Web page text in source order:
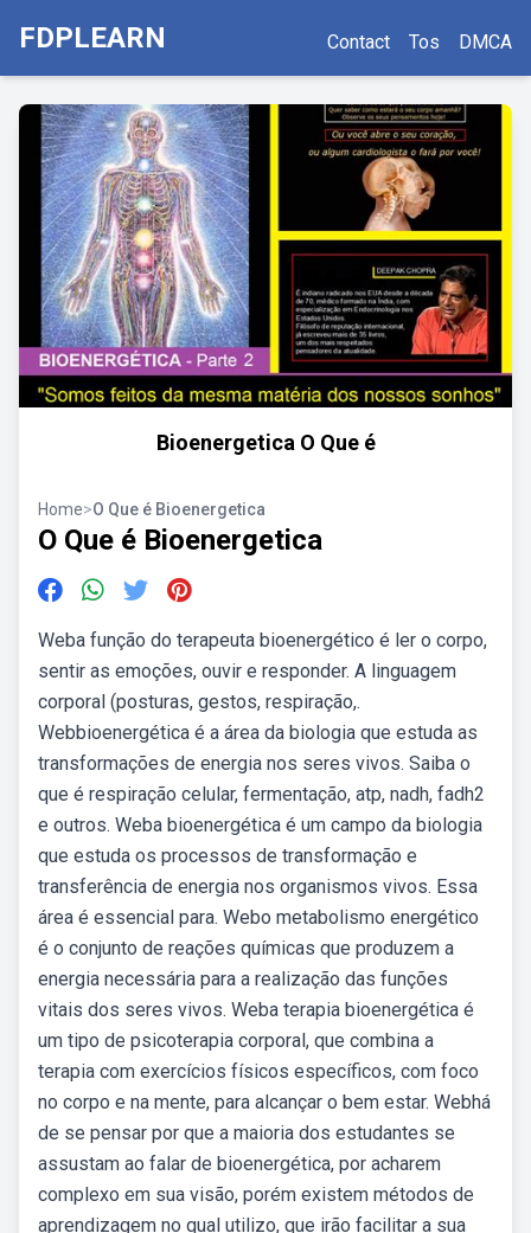
FDPLEARN Contact Tos DMCA
Bioenergetica O Que é
Home>O Que é Bioenergetica
O Que é Bioenergetica
Weba função do terapeuta bioenergético é ler o corpo,
sentir as emoções, ouvir e responder. A linguagem
corporal (posturas, gestos, respiração,.
Webbioenergética é a área da biologia que estuda as
transformações de energia nos seres vivos. Saiba o
que é respiração celular, fermentação, atp, nadh, fadh2
e outros. Weba bioenergética é um campo da biologia
que estuda os processos de transformação e
transferência de energia nos organismos vivos. Essa
área é essencial para. Webo metabolismo energético
é o conjunto de reações químicas que produzem a
energia necessária para a realização das funções
vitais dos seres vivos. Weba terapia bioenergética é
um tipo de psicoterapia corporal, que combina a
terapia com exercícios físicos específicos, com foco
no corpo e na mente, para alcançar o bem estar. Webhá
de se pensar por que a maioria dos estudantes se
assustam ao falar de bioenergética, por acharem
complexo em sua visão, porém existem métodos de
aprendizagem no qual utilizo, que irão facilitar a sua